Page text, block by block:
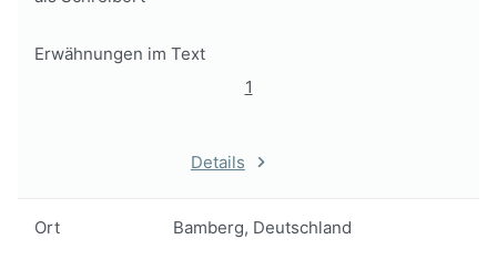
Erwähnungen im Text
1
Details
Ort Bamberg, Deutschland